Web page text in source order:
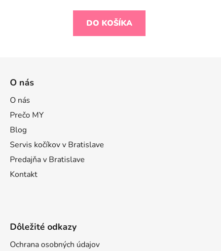
DO KOŠÍKA
O nás
O nás
Prečo MY
Blog
Servis kočíkov v Bratislave
Predajňa v Bratislave
Kontakt
Dôležité odkazy
Ochrana osobných údajov